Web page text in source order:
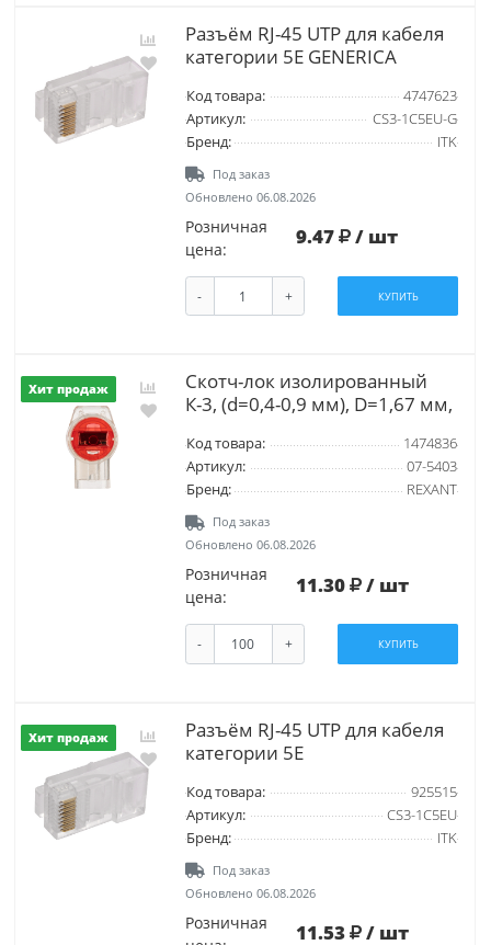
Разъём RJ-45 UTP для кабеля
категории 5Е GENERICA
Код товара:
4747623
Артикул:
CS3-1C5EU-G
Бренд:
ITK
Под заказ
Обновлено 06.08.2026
Розничная
цена:
9.47 / шт
- + КУПИТЬ
Хит продаж
Скотч-лок изолированный
К-3, (d=0,4-0,9 мм), D=1,67 мм,
Код товара:
1474836
Артикул:
07-5403
Бренд:
REXANT
Под заказ
Обновлено 06.08.2026
Розничная
цена:
11.30 / шт
- + КУПИТЬ
Хит продаж
Разъём RJ-45 UTP для кабеля
категории 5Е
Код товара:
925515
Артикул:
CS3-1C5EU
Бренд:
ITK
Под заказ
Обновлено 06.08.2026
Розничная
11.53 / шт